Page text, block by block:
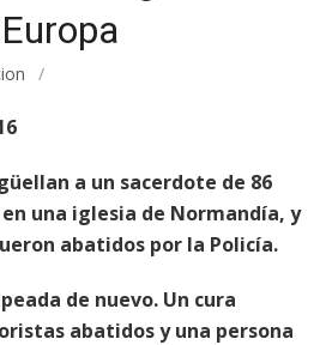
/
a un sacerdote de 86
una iglesia de Normandía, y
abatidos por la Policía.
de nuevo. Un cura
abatidos y una persona